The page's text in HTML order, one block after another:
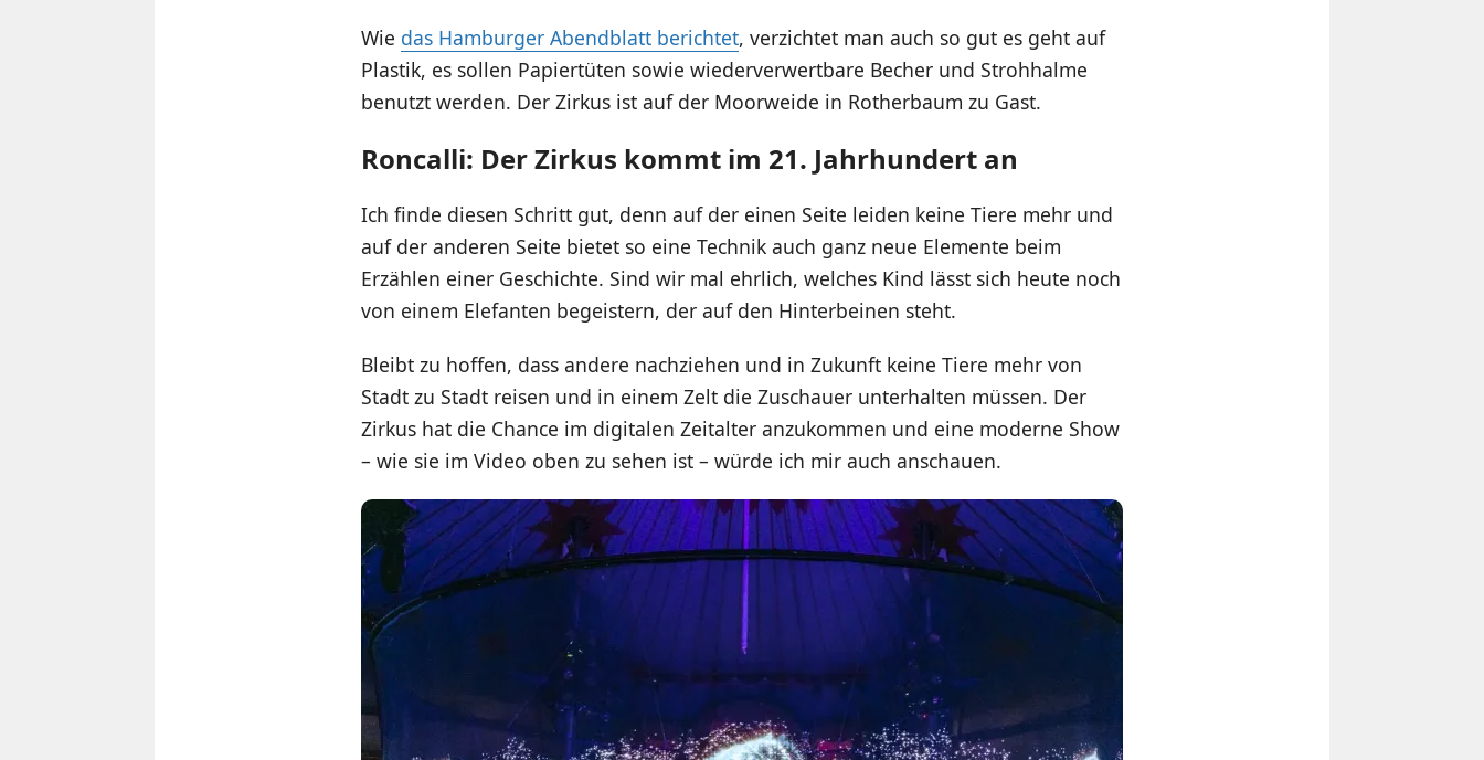
Wie das Hamburger Abendblatt berichtet, verzichtet man auch so gut es geht auf
Plastik, es sollen Papiertüten sowie wiederverwertbare Becher und Strohhalme
benutzt werden. Der Zirkus ist auf der Moorweide in Rotherbaum zu Gast.
Roncalli: Der Zirkus kommt im 21. Jahrhundert an
Ich finde diesen Schritt gut, denn auf der einen Seite leiden keine Tiere mehr und
auf der anderen Seite bietet so eine Technik auch ganz neue Elemente beim
Erzählen einer Geschichte. Sind wir mal ehrlich, welches Kind lässt sich heute noch
von einem Elefanten begeistern, der auf den Hinterbeinen steht.
Bleibt zu hoffen, dass andere nachziehen und in Zukunft keine Tiere mehr von
Stadt zu Stadt reisen und in einem Zelt die Zuschauer unterhalten müssen. Der
Zirkus hat die Chance im digitalen Zeitalter anzukommen und eine moderne Show
– wie sie im Video oben zu sehen ist – würde ich mir auch anschauen.